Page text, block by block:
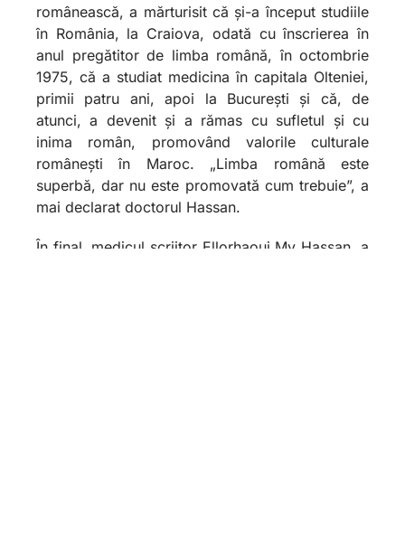
românească, a mărturisit că și-a început studiile
în România, la Craiova, odată cu înscrierea în
anul pregătitor de limba română, în octombrie
1975, că a studiat medicina în capitala Olteniei,
primii patru ani, apoi la București și că, de
atunci, a devenit și a rămas cu sufletul și cu
inima român, promovând valorile culturale
românești în Maroc. „Limba română este
superbă, dar nu este promovată cum trebuie”, a
mai declarat doctorul Hassan.
În final, medicul scriitor Ellorhaoui My Hassan a